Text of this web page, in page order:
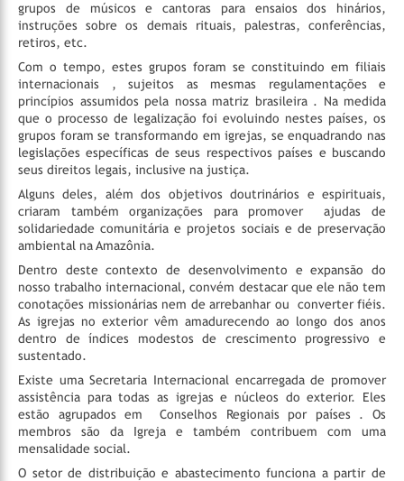
grupos de músicos e cantoras
para ensaios dos hinários,
instruções sobre os demais rituais, palestras, conferências,
retiros, etc.
Com o tempo, estes grupos foram se constituindo em filiais
internacionais , sujeitos as mesmas regulamentações e
princípios assumidos pela nossa matriz brasileira . Na medida
que o processo de legalização foi evoluindo nestes países, os
grupos foram se transformando em igrejas, se enquadrando nas
legislações específicas de seus respectivos países e buscando
seus direitos legais, inclusive na justiça.
Alguns deles, além dos objetivos doutrinários e espirituais,
criaram também organizações para promover ajudas de
solidariedade comunitária e projetos sociais e de preservação
ambiental na Amazônia.
Dentro deste contexto de desenvolvimento e expansão do
nosso trabalho internacional, convém destacar que ele não tem
conotações missionárias nem de arrebanhar ou converter fiéis.
As igrejas no exterior vêm amadurecendo ao longo dos anos
dentro de índices modestos de crescimento progressivo e
sustentado.
Existe uma Secretaria Internacional encarregada de promover
assistência para todas as igrejas e núcleos do exterior. Eles
estão agrupados em Conselhos Regionais por países . Os
membros são da Igreja e também contribuem com uma
mensalidade social.
O setor de distribuição e abastecimento funciona a partir de